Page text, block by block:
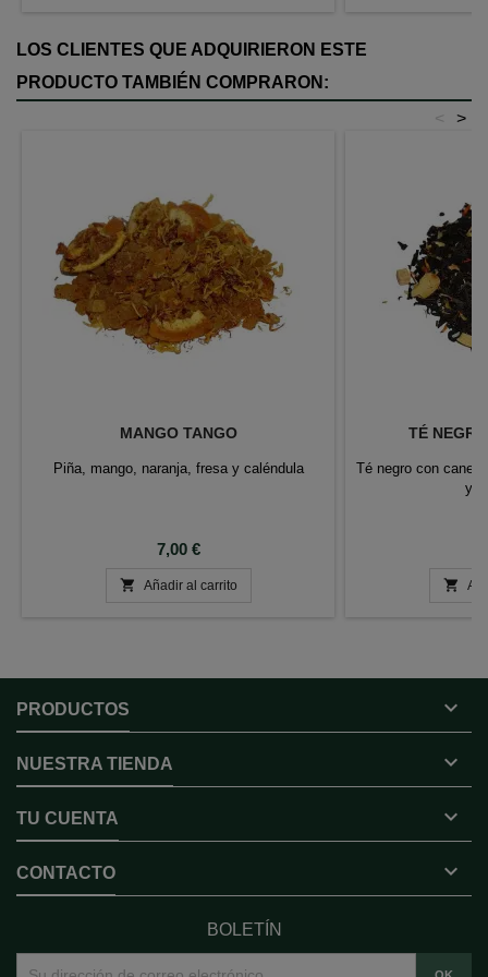
LOS CLIENTES QUE ADQUIRIERON ESTE
PRODUCTO TAMBIÉN COMPRARON:
>
<
MANGO TANGO
Piña, mango, naranja, fresa y caléndula
Precio
7,00 €
 Añadir al carrito
TÉ
Té negro con
y

PRODUCTOS 
NUESTRA TIENDA 
TU CUENTA 
CONTACTO 
BOLETÍN